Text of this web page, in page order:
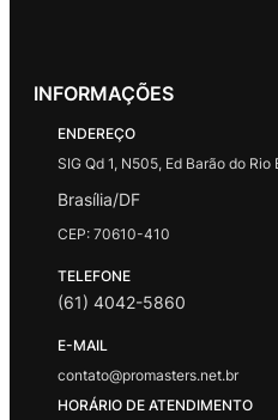
INFORMAÇÕES
ENDEREÇO
SIG Qd 1, N505, Ed Barão do
Brasília/DF
CEP: 70610-410
TELEFONE
(61) 4042-5860
E-MAIL
contato@promasters.net.br
HORÁRIO DE ATENDIMENTO